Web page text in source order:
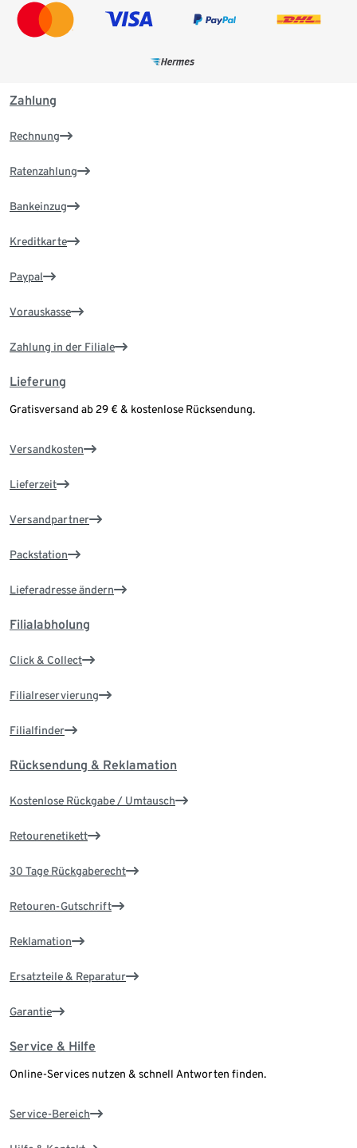
Zahlung
Rechnung
Ratenzahlung
Bankeinzug
Kreditkarte
Paypal
Vorauskasse
Zahlung in der Filiale
Lieferung
Gratisversand ab 29 € & kostenlose Rücksendung.
Versandkosten
Lieferzeit
Versandpartner
Packstation
Lieferadresse ändern
Filialabholung
Click & Collect
Filialreservierung
Filialfinder
Rücksendung & Reklamation
Kostenlose Rückgabe / Umtausch
Retourenetikett
30 Tage Rückgaberecht
Retouren-Gutschrift
Reklamation
Ersatzteile & Reparatur
Garantie
Service & Hilfe
Online-Services nutzen & schnell Antworten finden.
Service-Bereich